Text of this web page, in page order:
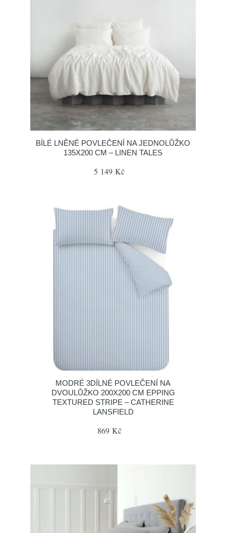
BÍLÉ LNĚNÉ POVLEČENÍ NA JEDNOLŮŽKO
135X200 CM – LINEN TALES
5 149 Kč
MODRÉ 3DÍLNÉ POVLEČENÍ NA
DVOULŮŽKO 200X200 CM EPPING
TEXTURED STRIPE – CATHERINE
LANSFIELD
869 Kč